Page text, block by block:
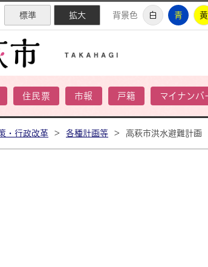
標準 拡大 背景色 白 青 黄
住民票 市報 戸籍 マイナンバ
・行政改革 > 各種計画等 > 高萩市洪水避難計画